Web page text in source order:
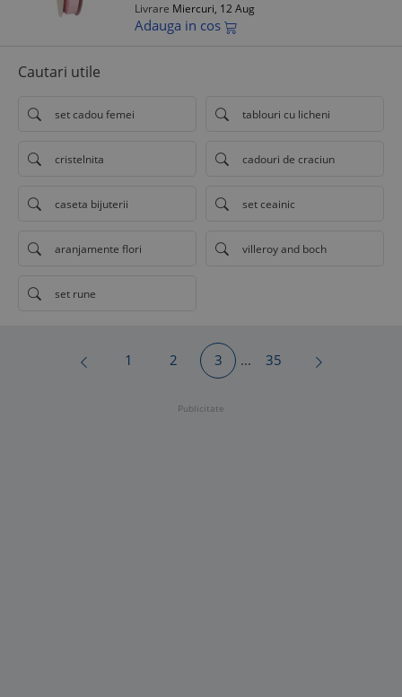
Livrare Miercuri, 12 Aug
Adauga in cos
Cautari utile
set cadou femei tablouri cu licheni
cristelnita cadouri de craciun
caseta bijuterii set ceainic
aranjamente flori villeroy and boch
set rune
1 2 3 ... 35
Publicitate